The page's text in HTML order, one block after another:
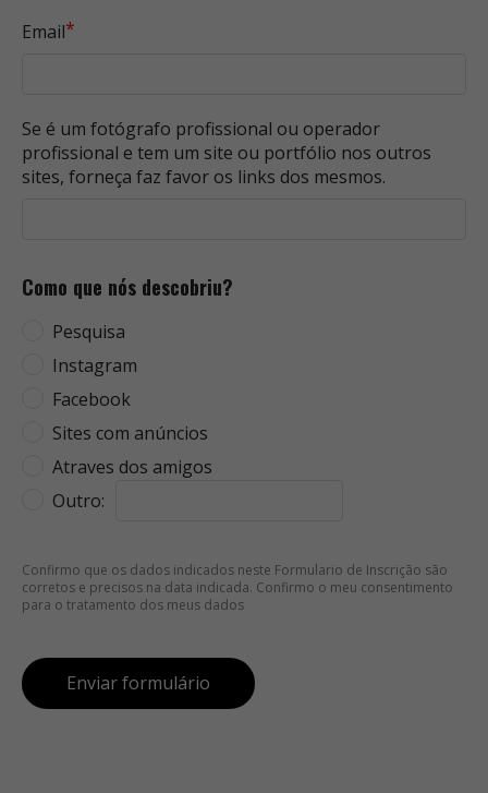
Email*
Se é um fotógrafo profissional ou operador
profissional e tem um site ou portfólio nos outros
sites, forneça faz favor os links dos mesmos.
Como que nós descobriu?
Pesquisa
Instagram
Facebook
Sites com anúncios
Atraves dos amigos
Outro:
Confirmo que os dados indicados neste Formulario de Inscrição são
corretos e precisos na data indicada. Confirmo o meu consentimento
para o tratamento dos meus dados
Enviar formulário